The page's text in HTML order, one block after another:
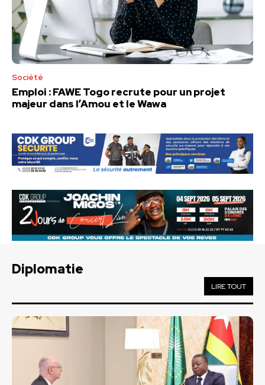
Société
Emploi : FAWE Togo recrute pour un projet
majeur dans l’Amou et le Wawa
Diplomatie
LIRE TOUT